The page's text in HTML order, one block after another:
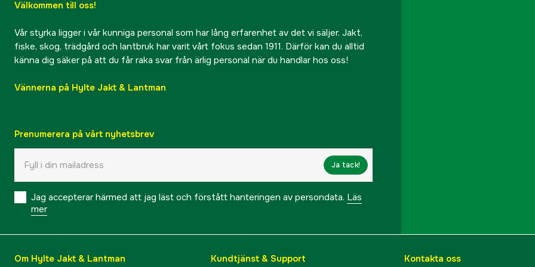
Välkommen till oss!
Vår styrka ligger i vår kunniga personal som har lång erfarenhet av det vi säljer. Jakt,
fiske, skog, trädgård och lantbruk har varit vårt fokus sedan 1911. Därför kan du alltid
känna dig säker på att du får raka svar från ärlig personal när du handlar hos oss!
Vännerna på Hylte Jakt & Lantman
Prenumerera på vårt nyhetsbrev
Ja tack!
Jag accepterar härmed att jag läst och förstått hanteringen av persondata. Läs
mer
Om Hylte Jakt & Lantman Kundtjänst & Support Kontakta oss